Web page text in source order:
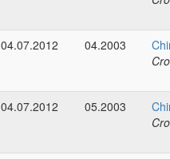
04.07.2012 04.2003
04.07.2012 05.2003